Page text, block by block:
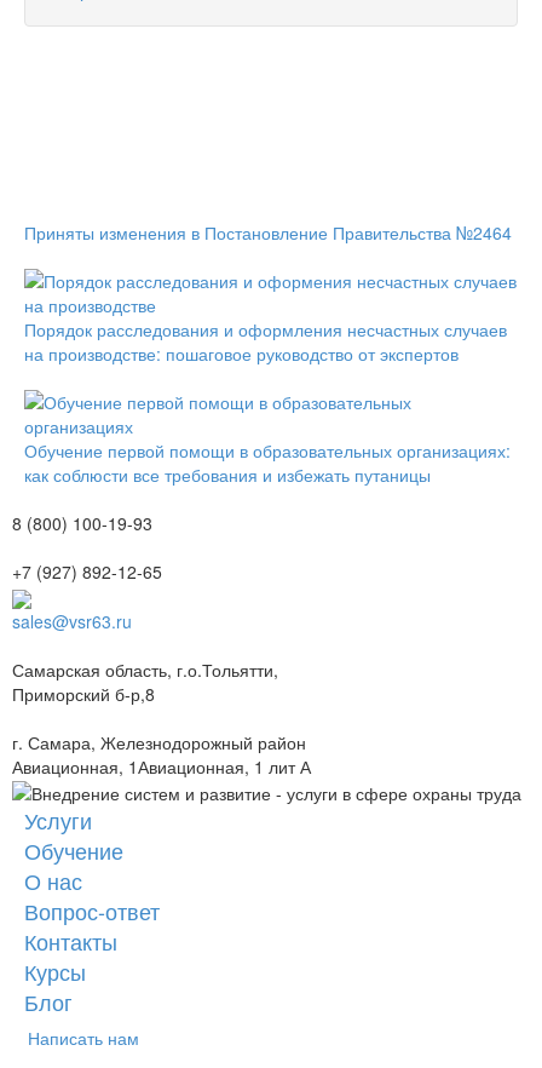
Приняты изменения в Постановление Правительства №2464
Порядок расследования и оформления несчастных случаев
на производстве: пошаговое руководство от экспертов
Обучение первой помощи в образовательных организациях:
как соблюсти все требования и избежать путаницы
8 (800) 100-19-93
+7 (927) 892-12-65
sales@vsr63.ru
Самарская область, г.о.Тольятти,
Приморский б-р,8
г. Самара, Железнодорожный район
Авиационная, 1Авиационная, 1 лит А
Услуги
Обучение
О нас
Вопрос-ответ
Контакты
Курсы
Блог
Написать нам